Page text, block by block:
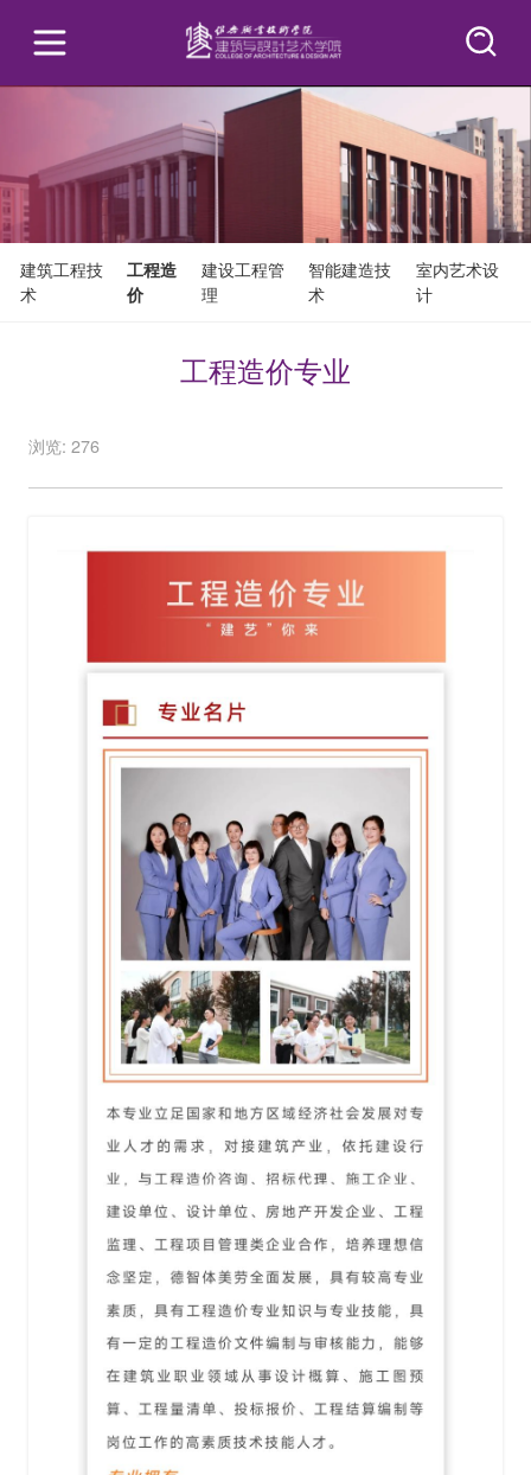
建筑工程技
术
工程造
价
建设工程管
理
智能建造技
术
室内艺术设
计
工程造价专业
浏览: 276